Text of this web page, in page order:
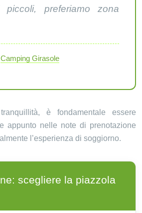
piccoli, preferiamo zona
Camping Girasole
è fondamentale essere
appunto nelle note di prenotazione
l’esperienza di soggiorno.
scegliere la piazzola